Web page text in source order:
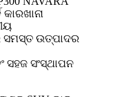
ସମସ୍ତ ଉତ୍ପାଦର
ସଂସ୍ଥାପନ